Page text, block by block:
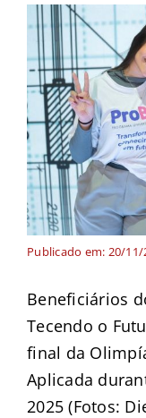
Publicado em: 20/11/
Beneficiários
Tecendo o
final da
Aplicada
2025 (Fotos: